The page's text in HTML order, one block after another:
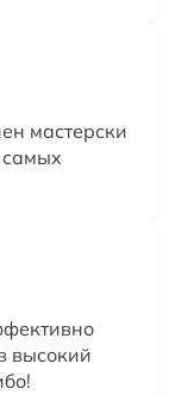
мастерски
самых
высокий